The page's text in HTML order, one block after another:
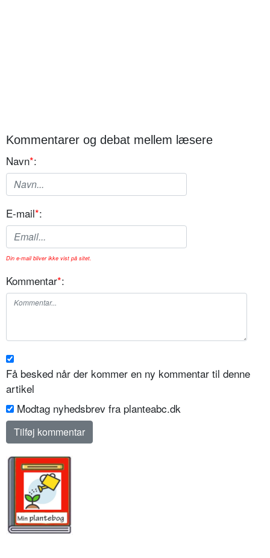
Kommentarer og debat mellem læsere
Navn*:
E-mail*:
Din e-mail bliver ikke vist på sitet.
Kommentar*:
Få besked når der kommer en ny kommentar til denne
artikel
Modtag nyhedsbrev fra planteabc.dk